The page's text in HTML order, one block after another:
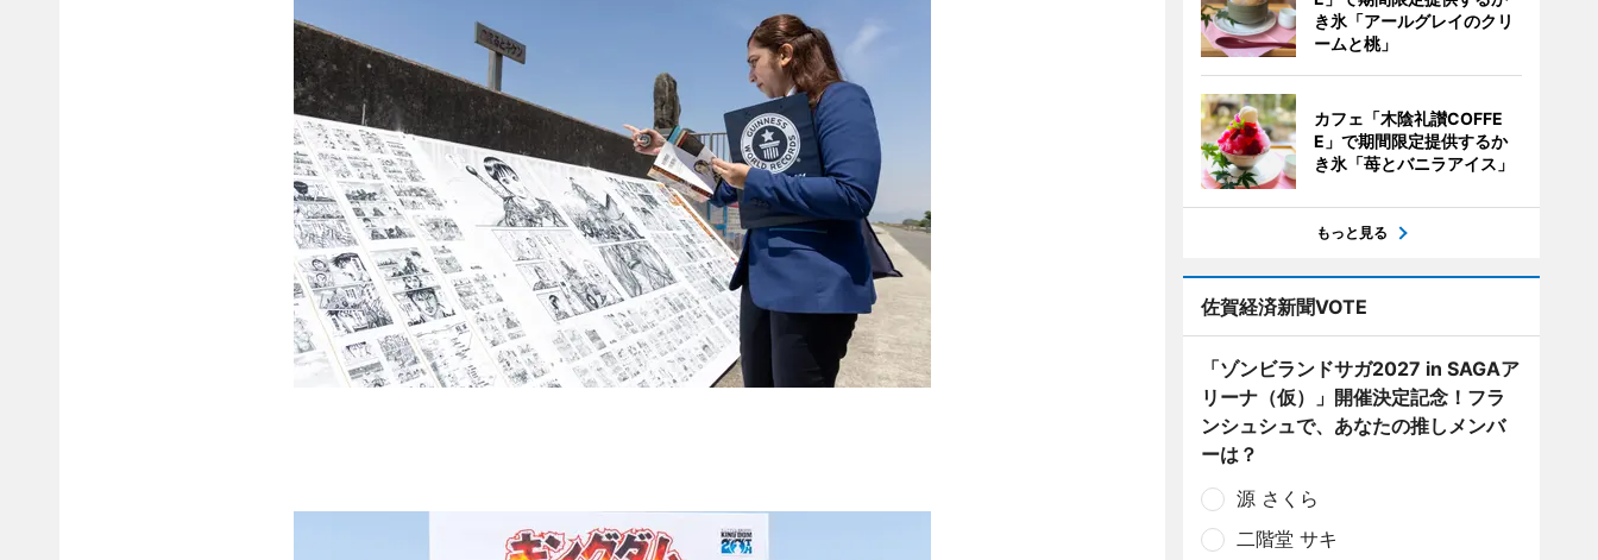
き氷「アールグレイのクリ
ームと桃」
カフェ「木陰礼讃COFFE
E」で期間限定提供するか
き氷「苺とバニラアイス」
もっと見る
佐賀経済新聞VOTE
「ゾンビランドサガ2027 in SAGAア
リーナ（仮）」開催決定記念！フラ
ンシュシュで、あなたの推しメンバ
ーは？
源 さくら
二階堂 サキ